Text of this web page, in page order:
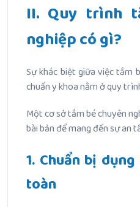
II. Quy trình
nghiệp có gì?
Sự khác biệt giữa việc tắm
chuẩn y khoa nằm ở quy
Một cơ sở tắm bé chuyên
bài bản để mang đến sự an
1. Chuẩn bị
toàn